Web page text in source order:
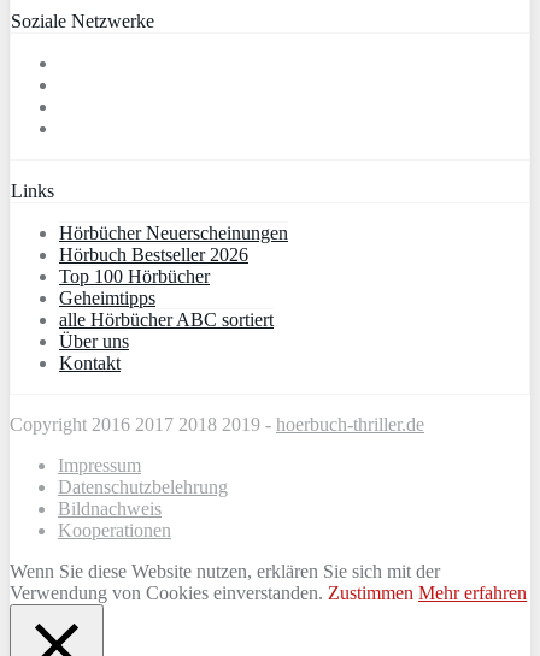
Soziale Netzwerke
Links
Hörbücher Neuerscheinungen
Hörbuch Bestseller 2026
Top 100 Hörbücher
Geheimtipps
alle Hörbücher ABC sortiert
Über uns
Kontakt
Copyright 2016 2017 2018 2019 - hoerbuch-thriller.de
Impressum
Datenschutzbelehrung
Bildnachweis
Kooperationen
Wenn Sie diese Website nutzen, erklären Sie sich mit der
Verwendung von Cookies einverstanden. Zustimmen Mehr erfahren